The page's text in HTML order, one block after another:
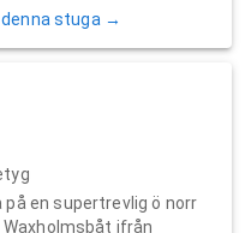
stuga →
en supertrevlig ö norr
ifrån